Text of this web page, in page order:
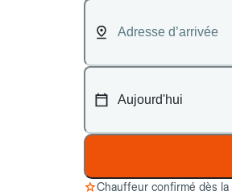
Chauffeur confirmé dès la